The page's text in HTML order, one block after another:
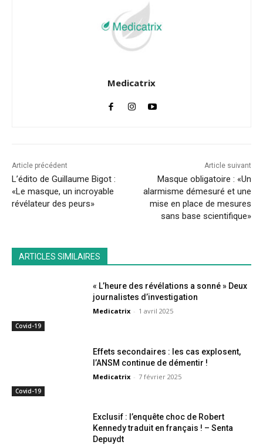
Medicatrix
Article précédent
L’édito de Guillaume Bigot :
«Le masque, un incroyable
révélateur des peurs»
Article suivant
Masque obligatoire : «Un
alarmisme démesuré et une
mise en place de mesures
sans base scientifique»
ARTICLES SIMILAIRES
Covid-19
« L’heure des révélations a sonné » Deux
journalistes d’investigation
Medicatrix - 1 avril 2025
Covid-19
Effets secondaires : les cas explosent,
l’ANSM continue de démentir !
Medicatrix - 7 février 2025
Exclusif : l’enquête choc de Robert
Kennedy traduit en français ! – Senta
Depuydt